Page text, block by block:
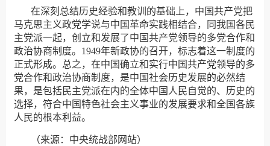
在深刻总结历史经验和教训的基础上，中国共产党把
马克思主义政党学说与中国革命实践相结合，同我国各民
主党派一起，创立和发展了中国共产党领导的多党合作和
政治协商制度。1949年新政协的召开，标志着这一制度的
正式形成。总之，在中国确立和实行中国共产党领导的多
党合作和政治协商制度，是中国社会历史发展的必然结
果，是包括民主党派在内的全体中国人民自觉的、历史的
选择，符合中国特色社会主义事业的发展要求和全国各族
人民的根本利益。
（来源：中央统战部网站）